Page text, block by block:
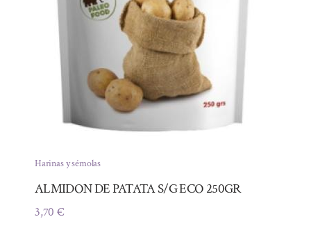
Harinas y sémolas
ALMIDON DE PATATA S/G ECO 250GR
3,70€